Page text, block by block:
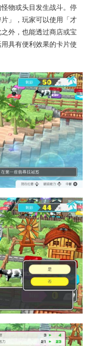
物或头目发生战斗。停
」，玩家可以使用「才
外，也能透过商店或宝
具有便利效果的卡片使